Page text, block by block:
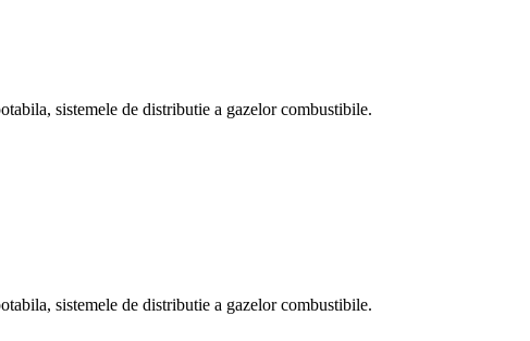
sistemele de distributie a gazelor combustibile.
sistemele de distributie a gazelor combustibile.